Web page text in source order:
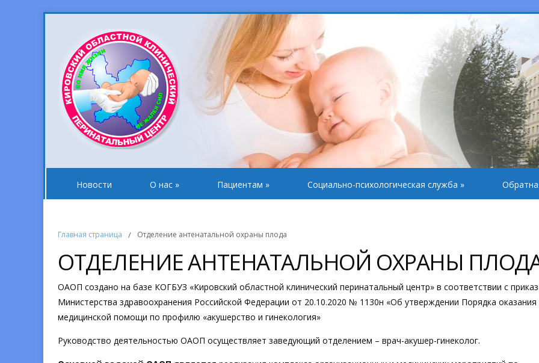
Новости О нас » Пациентам » Социально-психологическая служба »
Главная страница / Отделение антенатальной охраны плода
ОТДЕЛЕНИЕ АНТЕНАТАЛЬНОЙ ОХРАНЫ
ОАОП создано на базе КОГБУЗ «Кировский областной клинический перинатальный центр» в соответствии с
Министерства здравоохранения Российской Федерации от 20.10.2020 № 1130н «Об утверждении Порядка оказания
медицинской помощи по профилю «акушерство и гинекология»
Руководство деятельностью ОАОП осуществляет заведующий отделением – врач-акушер-гинеколог.